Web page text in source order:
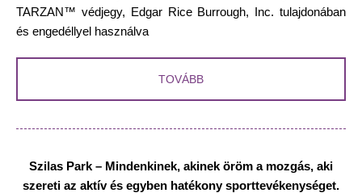
TARZAN™ védjegy, Edgar Rice Burrough, Inc. tulajdonában
és engedéllyel használva
TOVÁBB
Szilas Park – Mindenkinek, akinek öröm a mozgás, aki
szereti az aktív és egyben hatékony sporttevékenységet.